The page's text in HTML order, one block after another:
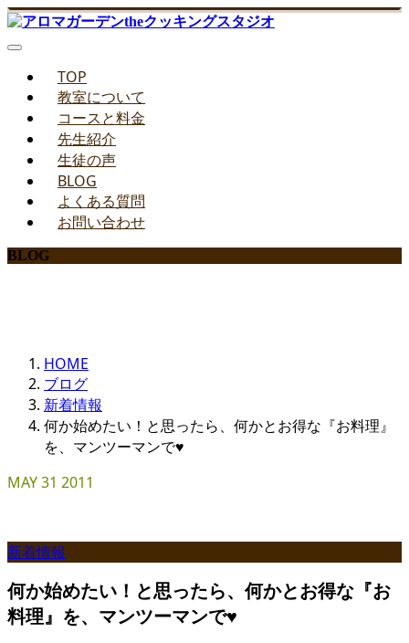
TOP
教室について
コースと料金
先生紹介
生徒の声
BLOG
よくある質問
お問い合わせ
BLOG
HOME
ブログ
新着情報
何か始めたい！と思ったら、何かとお得な『お料理』
を、マンツーマンで♥
MAY31 2011
新着情報
何か始めたい！と思ったら、何かとお得な『お
料理』を、マンツーマンで♥